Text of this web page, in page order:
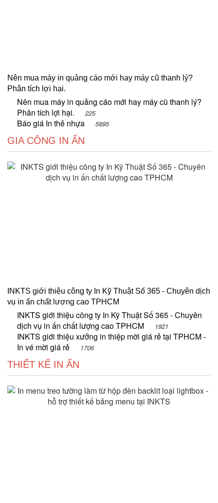
Nên mua máy in quảng cáo mới hay máy cũ thanh lý?
Phân tích lợi hại.
Nên mua máy in quảng cáo mới hay máy cũ thanh lý?
Phân tích lợi hại.
225
Báo giá In thẻ nhựa 5895
GIA CÔNG IN ẤN
INKTS giới thiệu công ty In Kỹ Thuật Số 365 - Chuyên dịch
vụ in ấn chất lượng cao TPHCM
INKTS giới thiệu công ty In Kỹ Thuật Số 365 - Chuyên
dịch vụ in ấn chất lượng cao TPHCM
1921
INKTS giới thiệu xưởng in thiệp mời giá rẻ tại TPHCM -
In vé mời giá rẻ
1706
THIẾT KẾ IN ẤN